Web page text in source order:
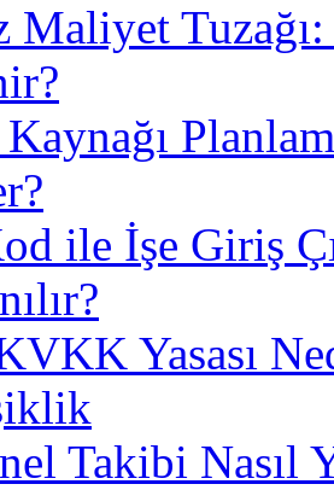
Maliyet
ile İşe Giriş
Yasası
Takibi Nasıl